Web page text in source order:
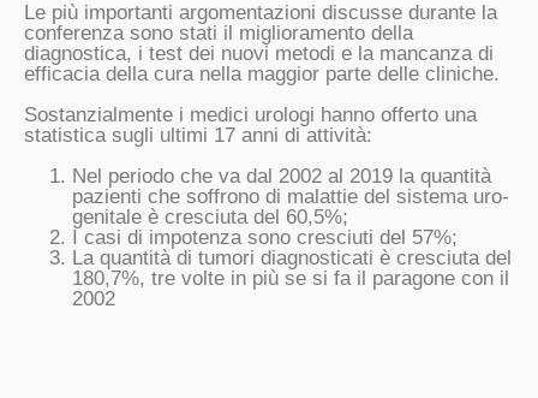
Le più importanti argomentazioni discusse durante la
conferenza sono stati il miglioramento della
diagnostica, i test dei nuovi metodi e la mancanza di
efficacia della cura nella maggior parte delle cliniche.
Sostanzialmente i medici urologi hanno offerto una
statistica sugli ultimi 17 anni di attività:
Nel periodo che va dal 2002 al 2019 la quantità
pazienti che soffrono di malattie del sistema uro-
genitale è cresciuta del 60,5%;
I casi di impotenza sono cresciuti del 57%;
La quantità di tumori diagnosticati è cresciuta del
180,7%, tre volte in più se si fa il paragone con il
2002